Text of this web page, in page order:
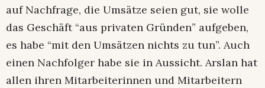
auf Nachfrage, die Umsätze seien gut, sie wolle
das Geschäft “aus privaten Gründen” aufgeben,
es habe “mit den Umsätzen nichts zu tun”. Auch
einen Nachfolger habe sie in Aussicht. Arslan hat
allen ihren Mitarbeiterinnen und Mitarbeitern